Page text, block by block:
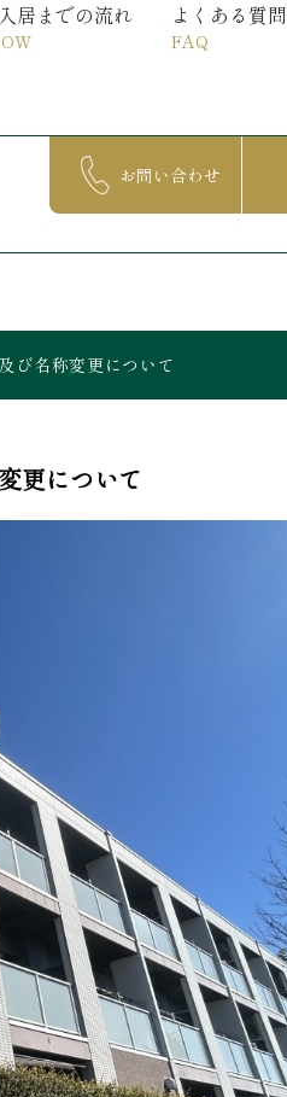
居までの流れ よくある質問
FAQ
お問い合わせ
び名称変更について
更について